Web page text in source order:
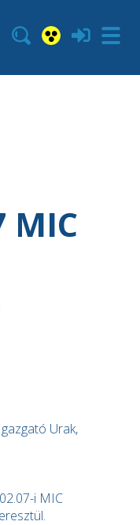
MIC
Urak,
i MIC